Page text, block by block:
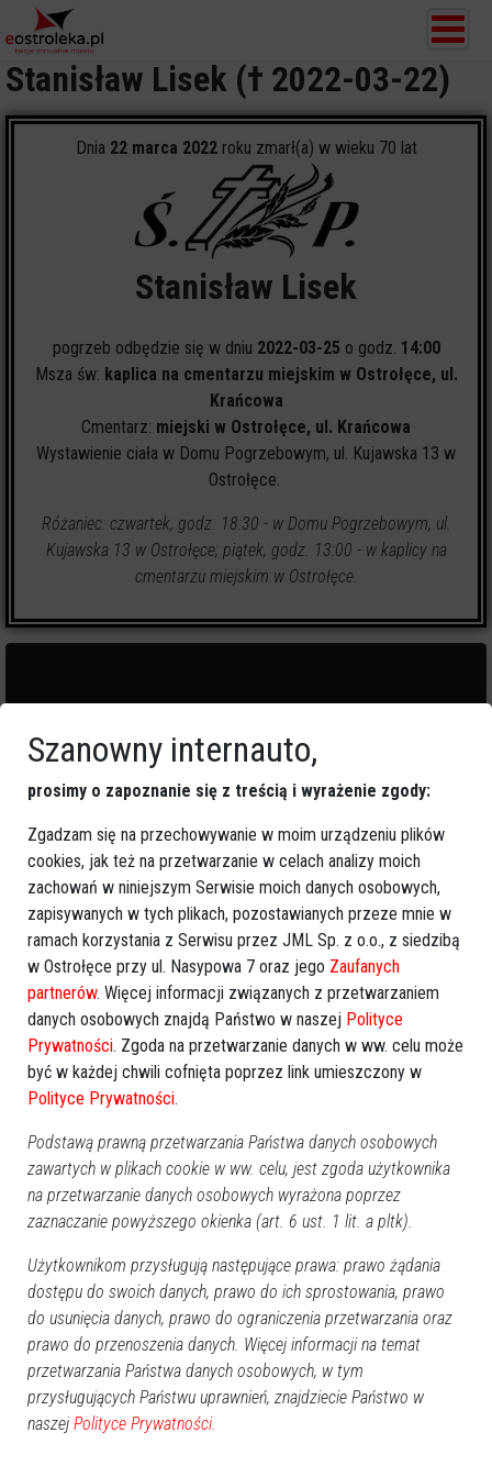
Stanisław Lisek († 2022-03-22)
Dnia 22 marca 2022roku zmarł(a) w wieku 70 lat
Stanisław Lisek
pogrzeb odbędzie się w dniu 2022-03-25 o godz. 14:00
Msza św: kaplica na cmentarzu miejskim w Ostrołęce, ul.
Krańcowa
Cmentarz: miejski w Ostrołęce, ul. Krańcowa
Wystawienie ciała w Domu Pogrzebowym, ul. Kujawska 13 w
Ostrołęce.
Różaniec: czwartek, godz. 18:30 - w Domu Pogrzebowym, ul.
Kujawska 13 w Ostrołęce; piątek, godz. 13:00 - w kaplicy na
cmentarzu miejskim w Ostrołęce.
0 zapalonych świeczek
wróć
ROCZNICA ŚMIERCI
Alicja Żebrowska(3. rocznica)
Szanowny internauto,
prosimy o zapoznanie się z treścią i wyrażenie zgody:
Zgadzam się na przechowywanie w moim urządzeniu plików
cookies, jak też na przetwarzanie w celach analizy moich
zachowań w niniejszym Serwisie moich danych osobowych,
zapisywanych w tych plikach, pozostawianych przeze mnie w
ramach korzystania z Serwisu przez JML Sp. z o.o., z siedzibą
w Ostrołęce przy ul. Nasypowa 7 oraz jego Zaufanych
partnerów. Więcej informacji związanych z przetwarzaniem
danych osobowych znajdą Państwo w naszej Polityce
Prywatności. Zgoda na przetwarzanie danych w ww. celu może
być w każdej chwili cofnięta poprzez link umieszczony w
Polityce Prywatności.
Podstawą prawną przetwarzania Państwa danych osobowych
zawartych w plikach cookie w ww. celu, jest zgoda użytkownika
na przetwarzanie danych osobowych wyrażona poprzez
zaznaczanie powyższego okienka (art. 6 ust. 1 lit. a pltk).
Użytkownikom przysługują następujące prawa: prawo żądania
dostępu do swoich danych, prawo do ich sprostowania, prawo
do usunięcia danych, prawo do ograniczenia przetwarzania oraz
prawo do przenoszenia danych. Więcej informacji na temat
przetwarzania Państwa danych osobowych, w tym
przysługujących Państwu uprawnień, znajdziecie Państwo w
naszej Polityce Prywatności.